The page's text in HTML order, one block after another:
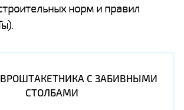
норм и правил
С ЗАБИВНЫМИ
СТОЛБАМИ